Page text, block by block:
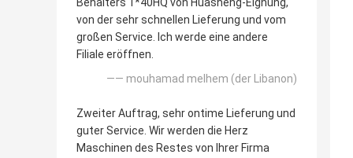
Behälters 1*40HQ von Huasheng-Eignung,
von der sehr schnellen Lieferung und vom
großen Service. Ich werde eine andere
Filiale eröffnen.
—— mouhamad melhem (der Libanon)
Zweiter Auftrag, sehr ontime Lieferung und
guter Service. Wir werden die Herz
Maschinen des Restes von Ihrer Firma